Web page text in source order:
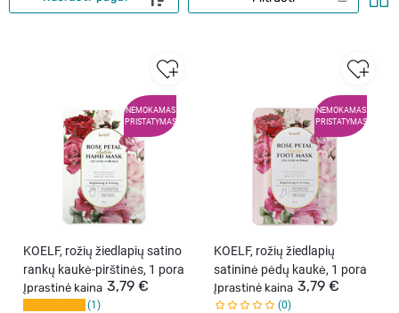
NEMOKAMAS
PRISTATYMAS
KOELF, rožių žiedlapių satino
rankų kaukė-pirštinės, 1 pora
Įprastinė kaina 3,79 €
1
NEMOKAMAS
PRISTATYMAS
KOELF, rožių žiedlapių
satininė pėdų kaukė, 1 pora
Įprastinė kaina 3,79 €
0